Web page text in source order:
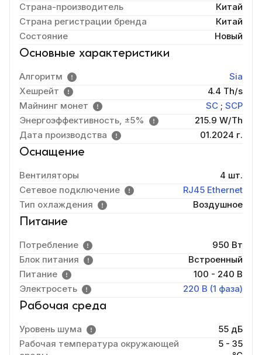
Страна-производитель
Китай
Страна регистрации бренда
Китай
Состояние
Новый
Основные характеристики
Алгоритм
Sia
Хешрейт
4.4 Th/s
Майнинг монет
SC ; SCP
Энергоэффективность, ±5%
215.9 W/Th
Дата производства
01.2024 г.
Оснащение
Вентиляторы
4 шт.
Сетевое подключение
RJ45 Ethernet
Тип охлаждения
Воздушное
Питание
Потребление
950 Вт
Блок питания
Встроенный
Питание
100 - 240 В
Электросеть
220 В (1 фаза)
Рабочая среда
Уровень шума
55 дБ
Рабочая температура окружающей
5 - 35